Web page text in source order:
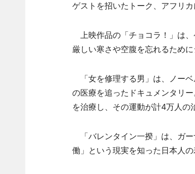
ゲストを招いたトーク、アフリ
上映作品の「チョコラ！」は
厳しい寒さや空腹を忘れるため
「女を修理する男」は、ノー
の医療を追ったドキュメンタリ
を治療し、その運動が計4万人の
「バレンタイン一揆」は、ガ
働」という現実を知った日本人の